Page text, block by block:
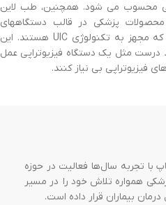
محسوب می شود. همچنین، طب لاین
پزشکی در قالب دستگاههای
فیزیوتراپی خانگی معرفی کرده است که مجهز به تکنولوژی UIC هستند. این
درست مثل یک دستگاه فیزیوتراپی عمل
فیزیوتراپی بی نیاز کنند.
با تجربه سال‌ها فعالیت در حوزه
همواره تلاش خود را در مسیر
بیماران قرار داده است.